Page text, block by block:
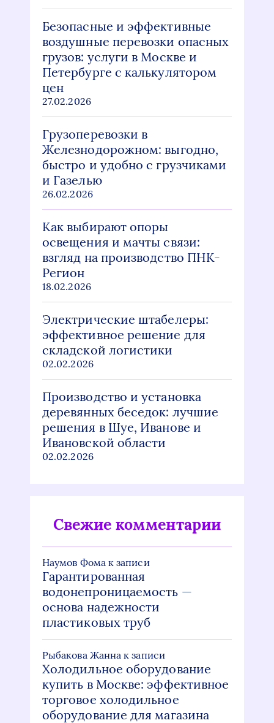
Безопасные и эффективные
воздушные перевозки опасных
грузов: услуги в Москве и
Петербурге с калькулятором
цен
27.02.2026
Грузоперевозки в
Железнодорожном: выгодно,
быстро и удобно с грузчиками
и Газелью
26.02.2026
Как выбирают опоры
освещения и мачты связи:
взгляд на производство ПНК-
Регион
18.02.2026
Электрические штабелеры:
эффективное решение для
складской логистики
02.02.2026
Производство и установка
деревянных беседок: лучшие
решения в Шуе, Иванове и
Ивановской области
02.02.2026
Свежие комментарии
Наумов Фомак записи
Гарантированная
водонепроницаемость —
основа надежности
пластиковых труб
Рыбакова Жанна к записи
Холодильное оборудование
купить в Москве: эффективное
торговое холодильное
оборудование для магазина